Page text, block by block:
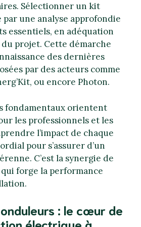
Sélectionner un kit
une analyse approfondie
essentiels, en adéquation
projet. Cette démarche
des dernières
par des acteurs comme
ou encore Photon.
fondamentaux orientent
les professionnels et les
l’impact de chaque
pour s’assurer d’un
C’est la synergie de
forge la performance
: le cœur de